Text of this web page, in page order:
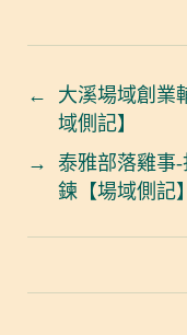
←
大溪場域創業
域側記】
→
泰雅部落雞事
鍊【場域側記】